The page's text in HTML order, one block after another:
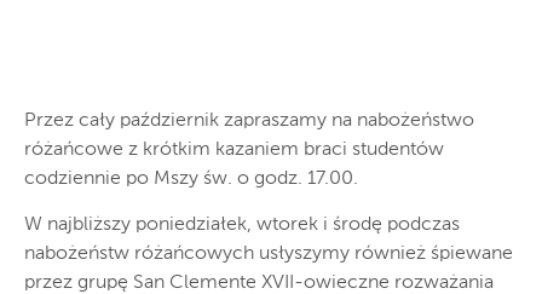
Przez cały październik zapraszamy na nabożeństwo
różańcowe z krótkim kazaniem braci studentów
codziennie po Mszy św. o godz. 17.00.
W najbliższy poniedziałek, wtorek i środę podczas
nabożeństw różańcowych usłyszymy również śpiewane
przez grupę San Clemente XVII-owieczne rozważania